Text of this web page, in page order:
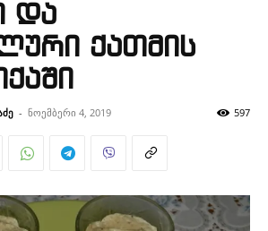
და
ქათმის
- ნოემბერი 4, 2019 597